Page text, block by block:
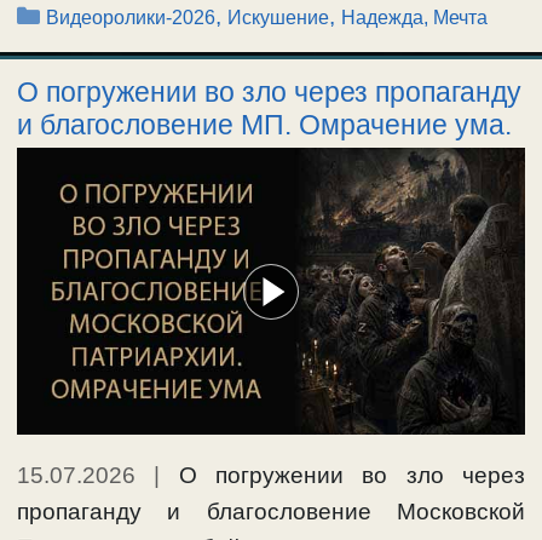
Рубрики
Видеоролики-2026, Искушение, Надежда, Мечта
О погружении во зло через пропаганду
и благословение МП. Омрачение ума.
15.07.2026 | О погружении во зло через
пропаганду и благословение Московской